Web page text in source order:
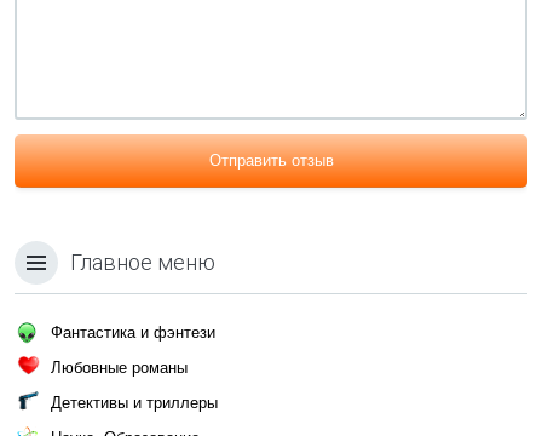
Отправить отзыв
Главное меню
Фантастика и фэнтези
Любовные романы
Детективы и триллеры